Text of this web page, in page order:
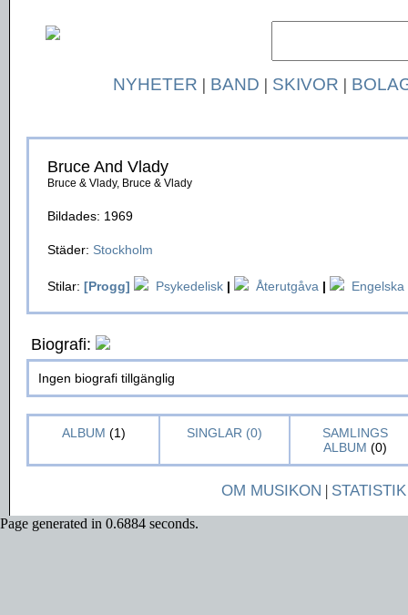
NYHETER | BAND | SKIVOR |
Bruce And Vlady
Bruce & Vlady, Bruce & Vlady
Bildades: 1969
Städer: Stockholm
Stilar: [Progg] Psykedelisk | Återutgåva | Engelska
Biografi:
Ingen biografi tillgänglig
ALBUM (1) SINGLAR (0)
SAMLINGS
ALBUM (0)
OM MUSIKON | STATISTIK
Page generated in 0.6884 seconds.